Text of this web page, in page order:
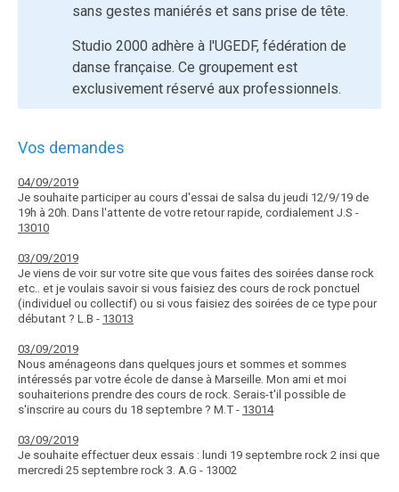
sans gestes maniérés et sans prise de tête.
Studio 2000 adhère à l'UGEDF, fédération de
danse française. Ce groupement est
exclusivement réservé aux professionnels.
Vos demandes
04/09/2019
Je souhaite participer au cours d'essai de salsa du jeudi 12/9/19 de
19h à 20h. Dans l'attente de votre retour rapide, cordialement J.S -
13010
03/09/2019
Je viens de voir sur votre site que vous faites des soirées danse rock
etc.. et je voulais savoir si vous faisiez des cours de rock ponctuel
(individuel ou collectif) ou si vous faisiez des soirées de ce type pour
débutant ? L.B - 13013
03/09/2019
Nous aménageons dans quelques jours et sommes et sommes
intéressés par votre école de danse à Marseille. Mon ami et moi
souhaiterions prendre des cours de rock. Serais-t'il possible de
s'inscrire au cours du 18 septembre ? M.T - 13014
03/09/2019
Je souhaite effectuer deux essais : lundi 19 septembre rock 2 insi que
mercredi 25 septembre rock 3. A.G - 13002